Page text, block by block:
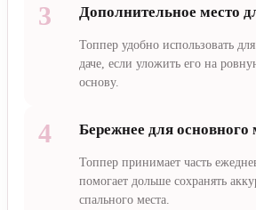
3 Дополнительное место
Топпер удобно использовать
даче, если уложить его на
основу.
4 Бережнее для основного
Топпер принимает часть
помогает дольше сохранять
спального места.